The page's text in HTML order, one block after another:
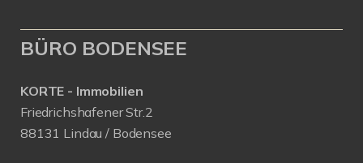
BÜRO BODENSEE
KORTE - Immobilien
Friedrichshafener Str.2
88131 Lindau / Bodensee